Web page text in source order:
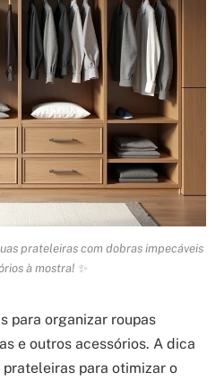
prateleiras com dobras impecáveis
à mostra! ✨
para organizar roupas
e outros acessórios. A dica
para otimizar o